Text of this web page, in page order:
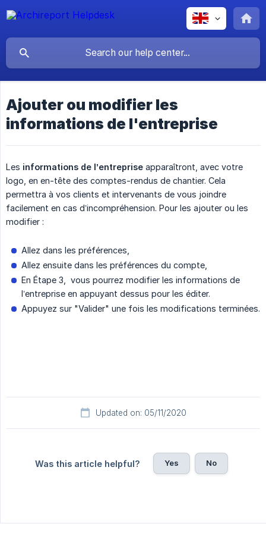
Ajouter ou modifier les
informations de l'entreprise
Les informations de l’entreprise apparaîtront, avec votre
logo, en en-tête des comptes-rendus de chantier. Cela
permettra à vos clients et intervenants de vous joindre
facilement en cas d’incompréhension. Pour les ajouter ou les
modifier :
Allez dans les préférences,
Allez ensuite dans les préférences du compte,
En Étape 3, vous pourrez modifier les informations de
l’entreprise en appuyant dessus pour les éditer.
Appuyez sur "Valider" une fois les modifications terminées.
Updated on: 05/11/2020
Was this article helpful? Yes No